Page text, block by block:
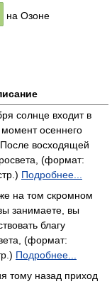
на Озоне
солнце входит в
осеннего
восходящей
(формат:
Подробнее...
на том скромном
занимаете, вы
благу
(формат:
Подробнее...
тому назад приход